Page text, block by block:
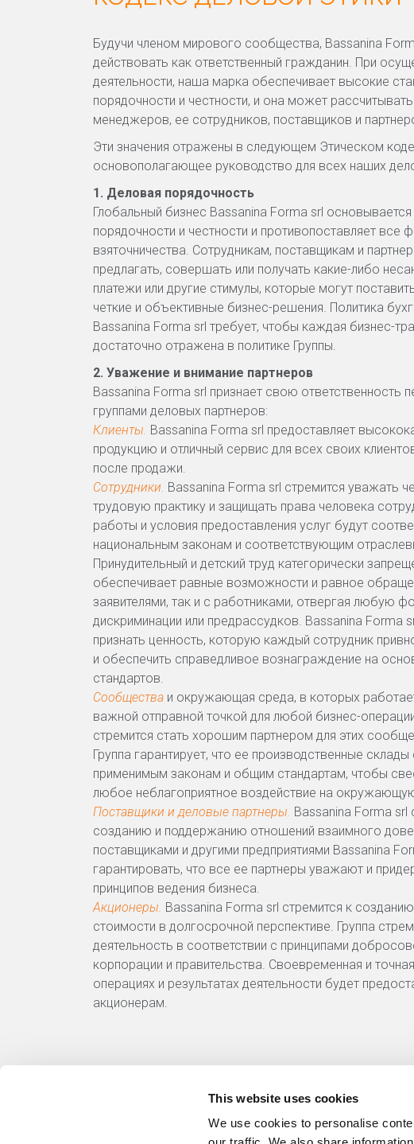
This website uses cookies
We use cookies to personalise
Будучи членом мирового сообщества, Bassanina
действовать как ответственный гражданин. При
деятельности, наша марка обеспечивает высокие
порядочности и честности, и она может
менеджеров, ее сотрудников, поставщиков и
Эти значения отражены в следующем Этическом
основополагающее руководство для всех наших
1. Деловая порядочность
Глобальный бизнес Bassanina Forma srl основывается
порядочности и честности и противопоставляет все
взяточничества. Сотрудникам, поставщикам и
предлагать, совершать или получать какие-либо
платежи или другие стимулы, которые могут
четкие и объективные бизнес-решения. Политика
Bassanina Forma srl требует, чтобы каждая бизнес-
достаточно отражена в политике Группы.
2. Уважение и внимание партнеров
Bassanina Forma srl признает свою ответственность
группами деловых партнеров:
Клиенты. Bassanina Forma srl предоставляет
продукцию и отличный сервис для всех своих
после продажи.
Сотрудники. Bassanina Forma srl стремится уважать
трудовую практику и защищать права человека
работы и условия предоставления услуг будут
национальным законам и соответствующим
Принудительный и детский труд категорически
обеспечивает равные возможности и равное
заявителями, так и с работниками, отвергая любую
дискриминации или предрассудков. Bassanina Forma
признать ценность, которую каждый сотрудник
и обеспечить справедливое вознаграждение на
стандартов.
Сообщества и окружающая среда, в которых
важной отправной точкой для любой бизнес-
стремится стать хорошим партнером для этих
Группа гарантирует, что ее производственные
применимым законам и общим стандартам, чтобы
любое неблагоприятное воздействие на
Поставщики и деловые партнеры. Bassanina Forma srl
созданию и поддержанию отношений взаимного
поставщиками и другими предприятиями Bassanina
гарантировать, что все ее партнеры уважают и
принципов ведения бизнеса.
Акционеры. Bassanina Forma srl стремится к
стоимости в долгосрочной перспективе. Группа
деятельность в соответствии с принципами
корпорации и правительства. Своевременная и
операциях и результатах деятельности будет
акционерам.
Bassanina / Forma Srl Где